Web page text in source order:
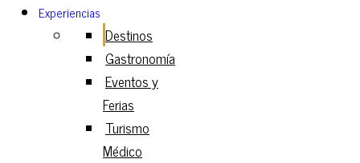
Experiencias
Destinos
Gastronomía
Eventos y
Ferias
Turismo
Médico